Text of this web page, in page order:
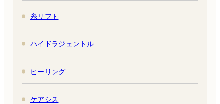
糸リフト
ハイドラジェントル
ピーリング
ケアシス